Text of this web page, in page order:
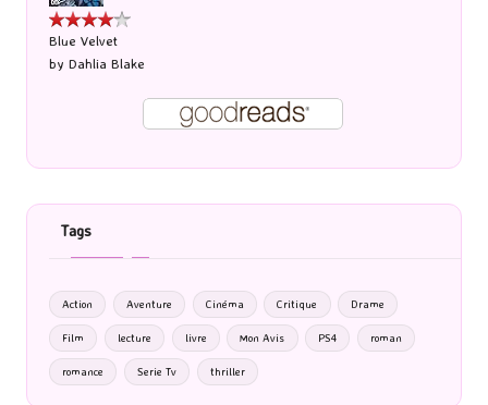
Blue Velvet
by Dahlia Blake
Tags
Action Aventure Cinéma Critique Drame
Film lecture livre Mon Avis PS4 roman
romance Serie Tv thriller